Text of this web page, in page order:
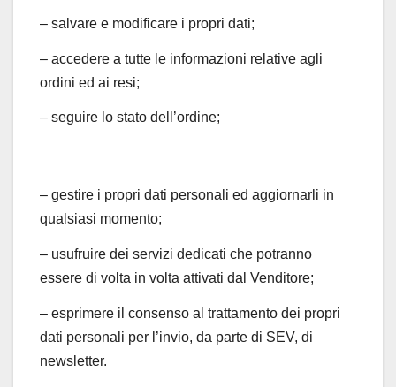
– salvare e modificare i propri dati;
– accedere a tutte le informazioni relative agli
ordini ed ai resi;
– seguire lo stato dell’ordine;
– gestire i propri dati personali ed aggiornarli in
qualsiasi momento;
– usufruire dei servizi dedicati che potranno
essere di volta in volta attivati dal Venditore;
– esprimere il consenso al trattamento dei propri
dati personali per l’invio, da parte di SEV, di
newsletter.